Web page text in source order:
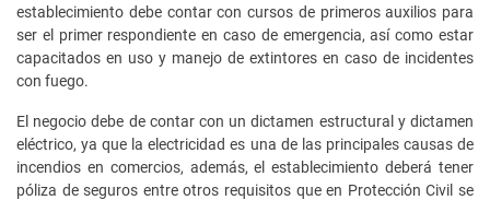
establecimiento debe contar con cursos de primeros auxilios para
ser el primer respondiente en caso de emergencia, así como estar
capacitados en uso y manejo de extintores en caso de incidentes
con fuego.
El negocio debe de contar con un dictamen estructural y dictamen
eléctrico, ya que la electricidad es una de las principales causas de
incendios en comercios, además, el establecimiento deberá tener
póliza de seguros entre otros requisitos que en Protección Civil se